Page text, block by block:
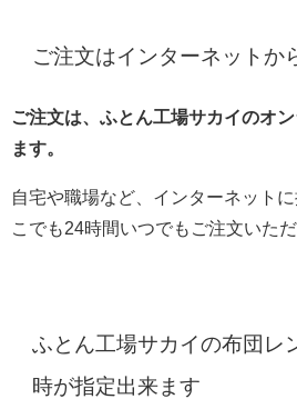
ご注文はインターネットか
ご注文は、ふとん工場サカイのオ
ます。
自宅や職場など、インターネット
こでも24時間いつでもご注文いただ
ふとん工場サカイの布団レ
時が指定出来ます